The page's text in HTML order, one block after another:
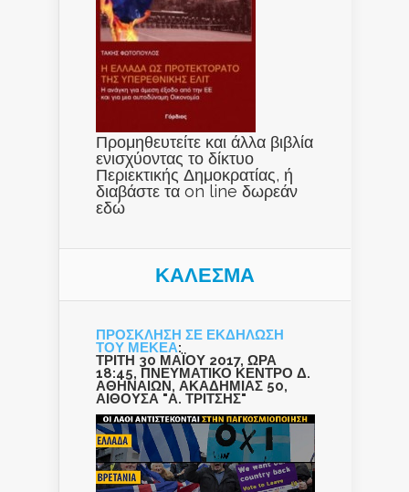
Προμηθευτείτε και άλλα βιβλία
ενισχύοντας το δίκτυο
Περιεκτικής Δημοκρατίας, ή
διαβάστε τα on line δωρεάν
εδώ
ΚΑΛΕΣΜΑ
ΠΡΟΣΚΛΗΣΗ ΣΕ ΕΚΔΗΛΩΣΗ
ΤΟΥ ΜΕΚΕΑ:
ΤΡΙΤΗ 30 ΜΑΪΟΥ 2017, ΩΡΑ
18:45, ΠΝΕΥΜΑΤΙΚΟ ΚΕΝΤΡΟ Δ.
ΑΘΗΝΑΙΩΝ, ΑΚΑΔΗΜΙΑΣ 50,
ΑΙΘΟΥΣΑ "Α. ΤΡΙΤΣΗΣ"